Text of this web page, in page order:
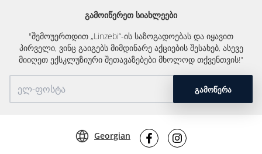
ᲒᲐᲛᲝᲘᲬᲔᲠᲔᲗ ᲡᲘᲐᲮᲚᲔᲔᲑᲘ
"შემოუერთდით „Linzebi“-ის საზოგადოებას და იყავით
პირველი, ვინც გაიგებს მიმდინარე აქციების შესახებ, ასევე
მიიღეთ ექსკლუზიური შეთავაზებები მხოლოდ თქვენთვის!"
ᲒᲐᲛᲝᲬᲔᲠᲐ
Georgian